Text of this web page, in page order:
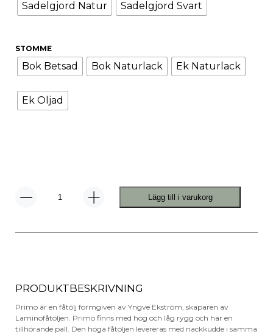
Sadelgjord Natur Sadelgjord Svart
STOMME
Bok Betsad Bok Naturlack Ek Naturlack
Ek Oljad
Primo
Lägg till i varukorg
PRODUKTBESKRIVNING
Primo är en fåtölj formgiven av Yngve Ekström, skaparen av
Laminofåtöljen. Primo finns med hög och låg rygg och har en
tillhörande pall. Den höga fåtöljen levereras med nackkudde i samma